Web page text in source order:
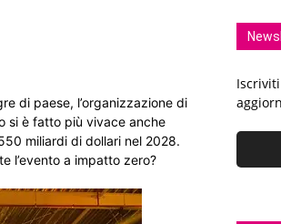
di paese, l’organizzazione di
si è fatto più vivace anche
miliardi di dollari nel 2028.
l’evento a impatto zero?